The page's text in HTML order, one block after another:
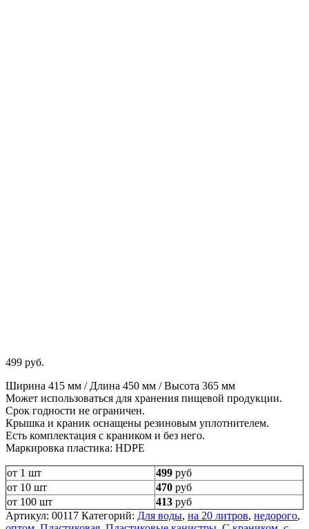
499 руб.
Ширина 415 мм / Длина 450 мм / Высота 365 мм
Может использоваться для хранения пищевой продукции.
Срок годности не ограничен.
Крышка и краник оснащены резиновым уплотнителем.
Есть комплектация с краником и без него.
Маркировка пластика: HDPE
от 1 шт 499 руб
от 10 шт
470 руб
от 100 шт
413 руб
Артикул: 00117 Категорий: Для воды, на 20 литров, недорого,